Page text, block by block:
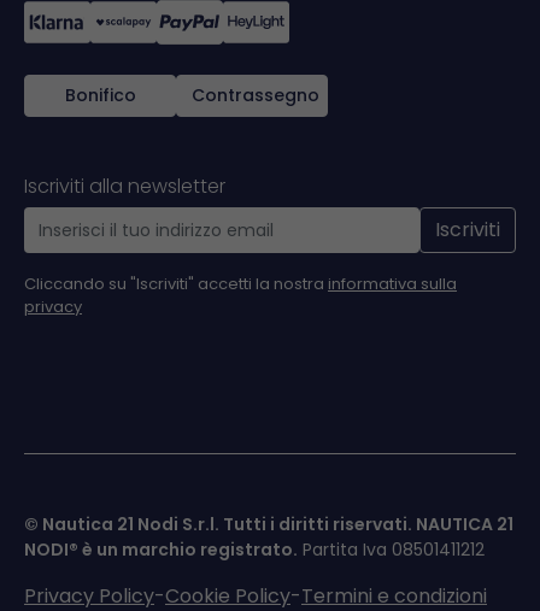
Bonifico Contrassegno
Iscriviti alla newsletter
Iscriviti
Cliccando su "Iscriviti" accetti la nostra informativa sulla
privacy
© Nautica 21 Nodi S.r.l. Tutti i diritti riservati. NAUTICA 21
NODI® è un marchio registrato. Partita Iva 08501411212
Privacy Policy-Cookie Policy-Termini e condizioni